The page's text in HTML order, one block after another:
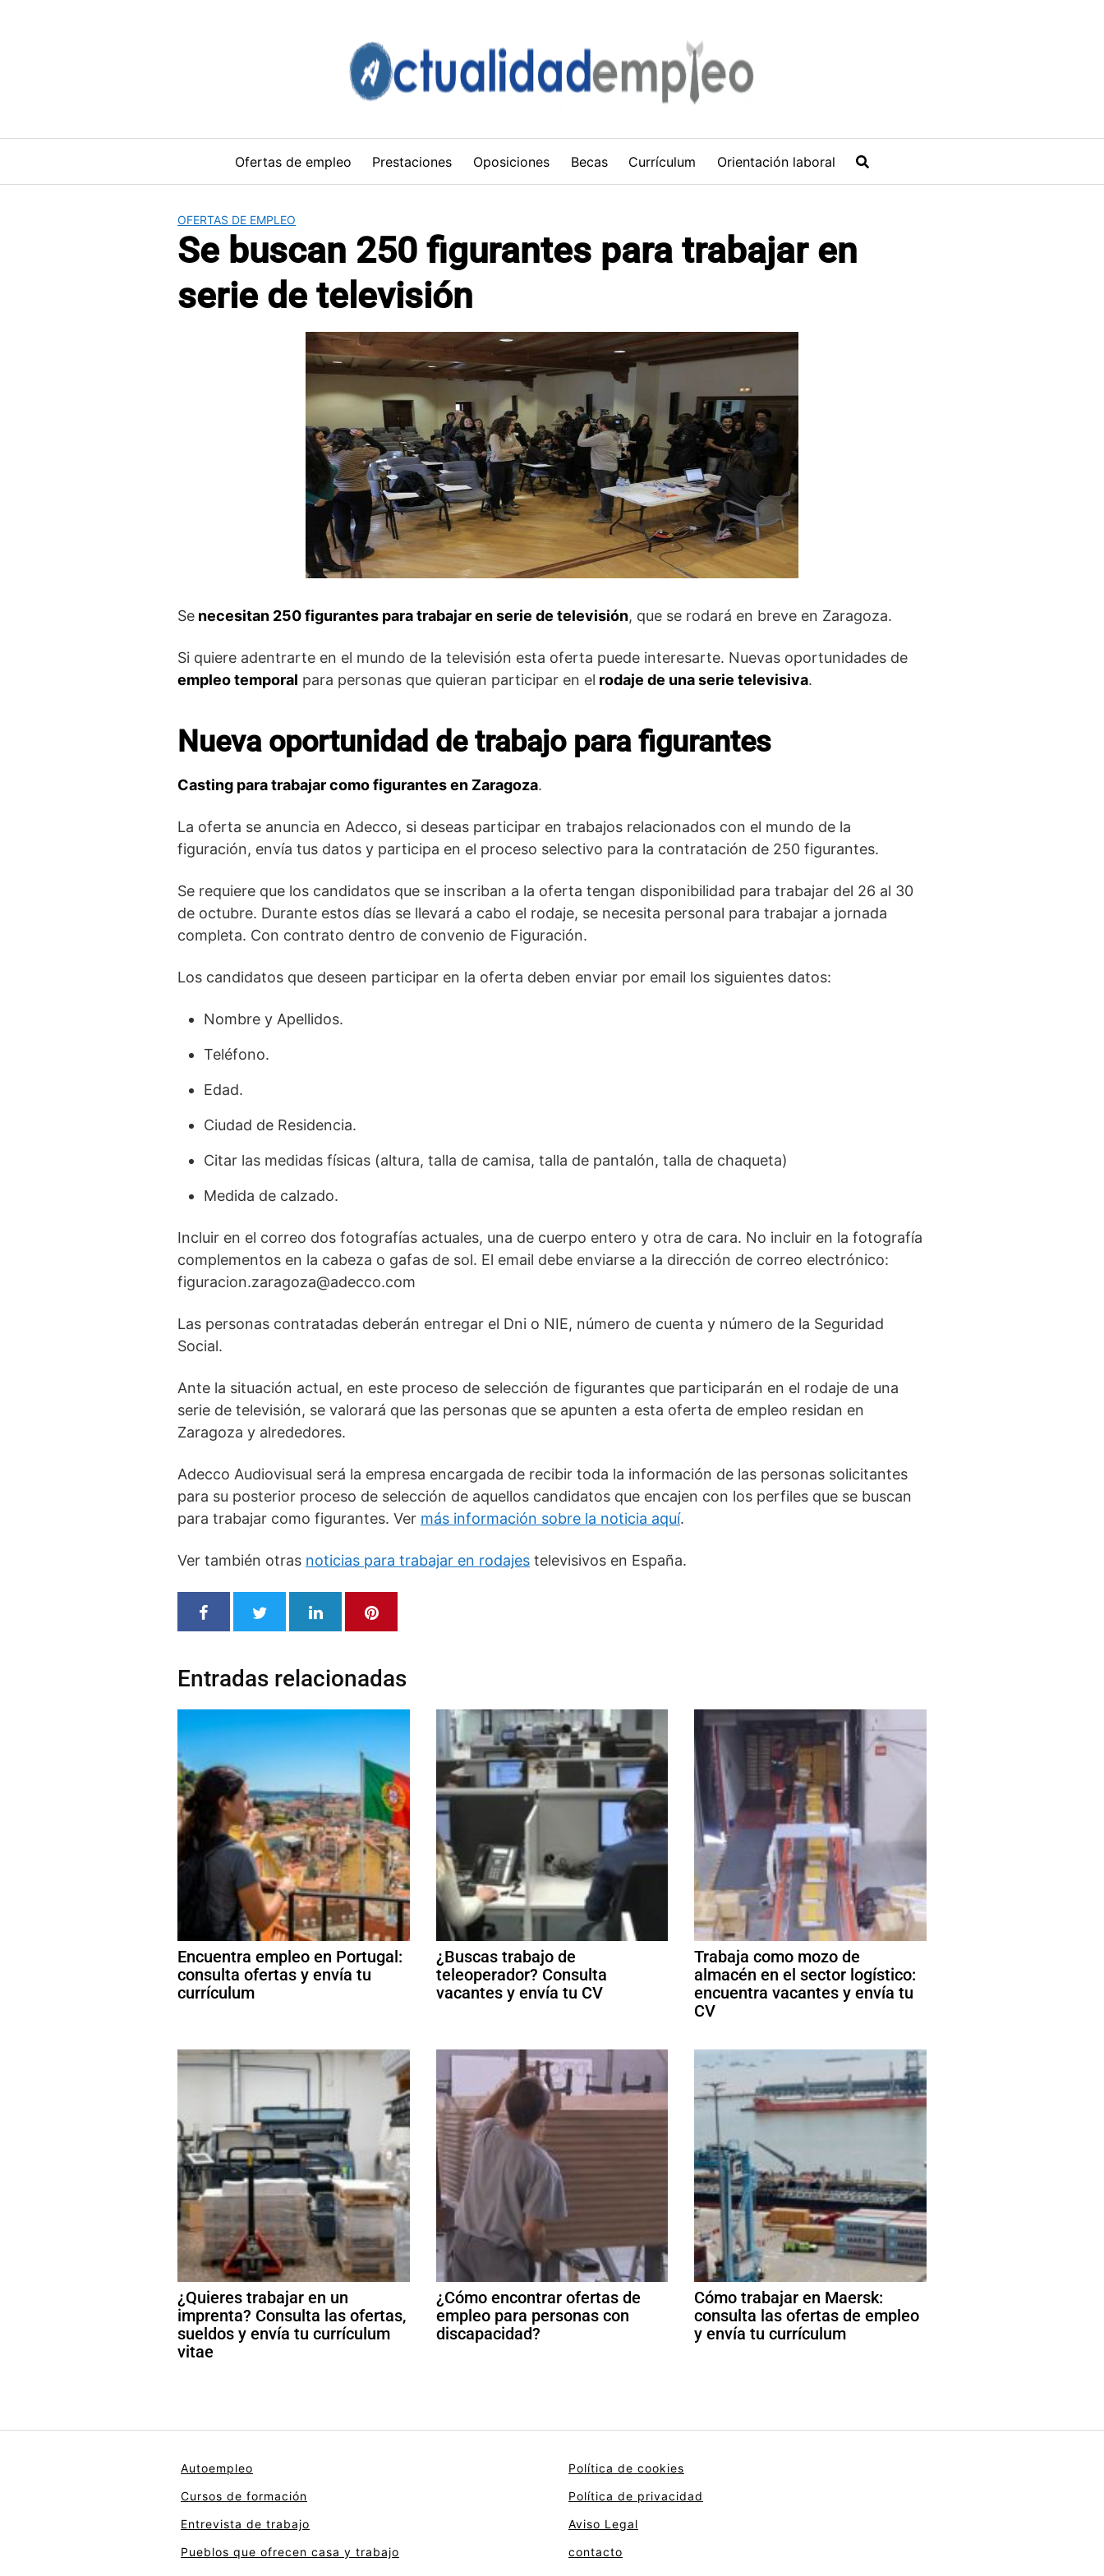
Ofertas de empleo Prestaciones Oposiciones Becas Currículum Orientación laboral
OFERTAS DE EMPLEO
Se buscan 250 figurantes para trabajar en
serie de televisión
Se necesitan 250 figurantes para trabajar en serie de televisión, que se rodará en breve en Zaragoza.
Si quiere adentrarte en el mundo de la televisión esta oferta puede interesarte. Nuevas oportunidades de
empleo temporal para personas que quieran participar en el rodaje de una serie televisiva.
Nueva oportunidad de trabajo para figurantes
Casting para trabajar como figurantes en Zaragoza.
La oferta se anuncia en Adecco, si deseas participar en trabajos relacionados con el mundo de la
figuración, envía tus datos y participa en el proceso selectivo para la contratación de 250 figurantes.
Se requiere que los candidatos que se inscriban a la oferta tengan disponibilidad para trabajar del 26 al 30
de octubre. Durante estos días se llevará a cabo el rodaje, se necesita personal para trabajar a jornada
completa. Con contrato dentro de convenio de Figuración.
Los candidatos que deseen participar en la oferta deben enviar por email los siguientes datos:
Nombre y Apellidos.
Teléfono.
Edad.
Ciudad de Residencia.
Citar las medidas físicas (altura, talla de camisa, talla de pantalón, talla de chaqueta)
Medida de calzado.
Incluir en el correo dos fotografías actuales, una de cuerpo entero y otra de cara. No incluir en la fotografía
complementos en la cabeza o gafas de sol. El email debe enviarse a la dirección de correo electrónico:
figuracion.zaragoza@adecco.com
Las personas contratadas deberán entregar el Dni o NIE, número de cuenta y número de la Seguridad
Social.
Ante la situación actual, en este proceso de selección de figurantes que participarán en el rodaje de una
serie de televisión, se valorará que las personas que se apunten a esta oferta de empleo residan en
Zaragoza y alrededores.
Adecco Audiovisual será la empresa encargada de recibir toda la información de las personas solicitantes
para su posterior proceso de selección de aquellos candidatos que encajen con los perfiles que se buscan
para trabajar como figurantes. Ver más información sobre la noticia aquí.
Ver también otras noticias para trabajar en rodajes televisivos en España.
Entradas relacionadas
Encuentra empleo en Portugal:
consulta ofertas y envía tu
currículum
¿Buscas trabajo de
teleoperador? Consulta
vacantes y envía tu CV
Trabaja como mozo de
almacén en el sector logístico:
encuentra vacantes y envía tu
CV
¿Quieres trabajar en un
imprenta? Consulta las ofertas,
sueldos y envía tu currículum
vitae
¿Cómo encontrar ofertas de
empleo para personas con
discapacidad?
Cómo trabajar en Maersk:
consulta las ofertas de empleo
y envía tu currículum
Autoempleo
Cursos de formación
Entrevista de trabajo
Pueblos que ofrecen casa y trabajo
Política de cookies
Política de privacidad
Aviso Legal
contacto